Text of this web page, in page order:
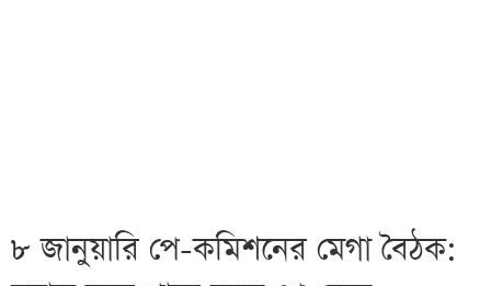
৮ জানুয়ারি পে-কমিশনের মেগা বৈঠক: